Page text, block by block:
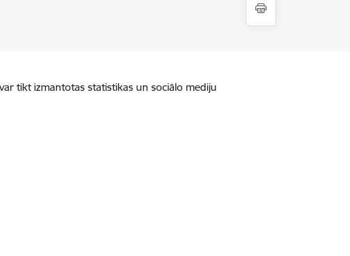
tikt izmantotas statistikas un sociālo mediju